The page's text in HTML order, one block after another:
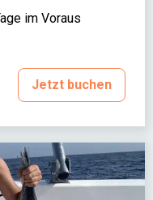
im Voraus
Jetzt buchen